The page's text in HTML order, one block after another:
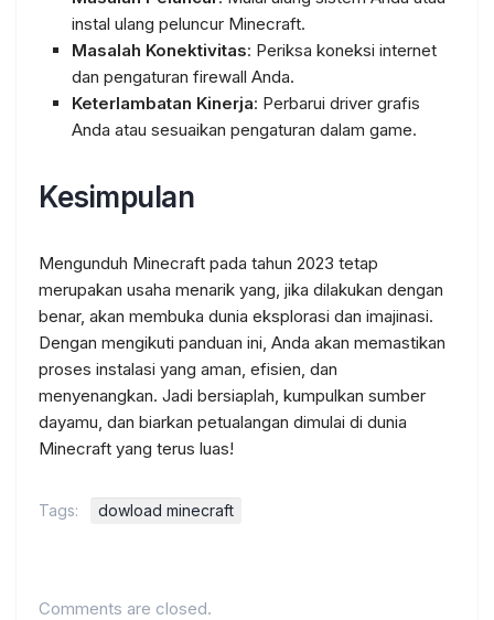
instal ulang peluncur Minecraft.
Masalah Konektivitas: Periksa koneksi internet
dan pengaturan firewall Anda.
Keterlambatan Kinerja: Perbarui driver grafis
Anda atau sesuaikan pengaturan dalam game.
Kesimpulan
Mengunduh Minecraft pada tahun 2023 tetap
merupakan usaha menarik yang, jika dilakukan dengan
benar, akan membuka dunia eksplorasi dan imajinasi.
Dengan mengikuti panduan ini, Anda akan memastikan
proses instalasi yang aman, efisien, dan
menyenangkan. Jadi bersiaplah, kumpulkan sumber
dayamu, dan biarkan petualangan dimulai di dunia
Minecraft yang terus luas!
Tags: dowload minecraft
Comments are closed.